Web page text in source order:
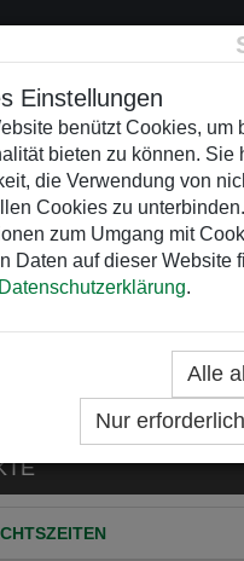
Einstellungen
benützt Cookies, um
bieten zu können. Sie
die Verwendung von
Cookies zu
zum Umgang mit
Daten auf dieser Website
Datenschutzerklärung.
Alle
Nur
78 +43/1/470 37 00